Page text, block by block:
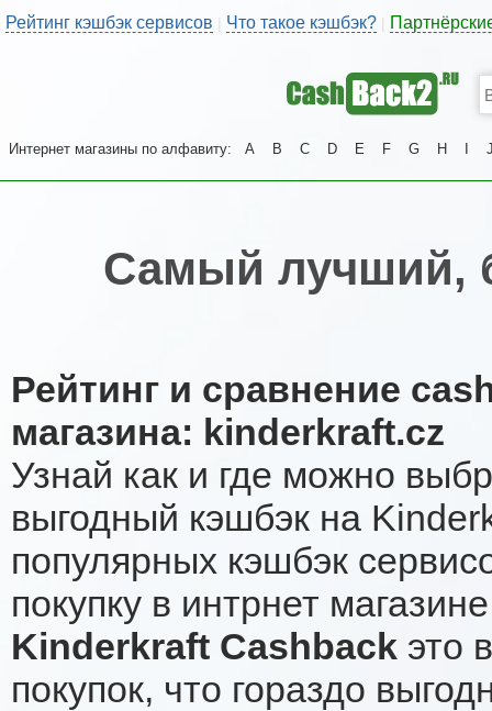
Рейтинг кэшбэк сервисов | Что такое кэшбэк?
Интернет магазины по алфавиту: A B C D E F G H
Самый лучший,
Рейтинг и сравнение
магазина: kinderkraft.cz
Узнай как и где можно
выгодный кэшбэк на
популярных кэшбэк
покупку в интрнет
Kinderkraft Cashback это
покупок, что гораздо